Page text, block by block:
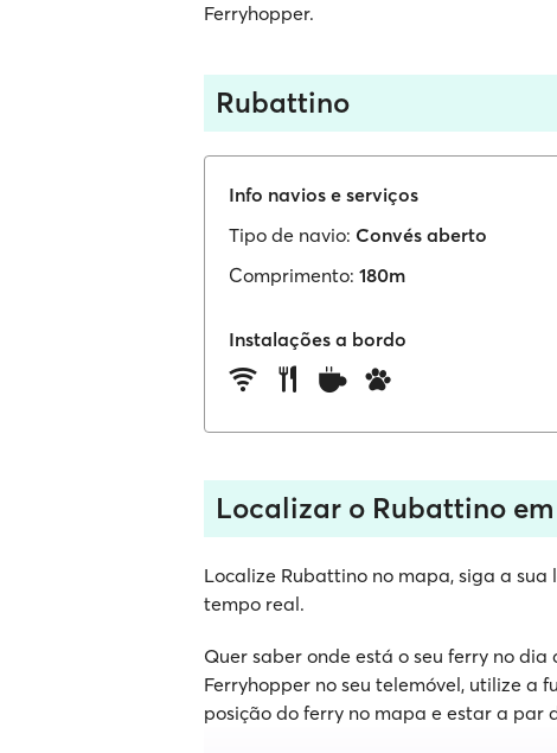
Ferryhopper.
Rubattino
Info navios e serviços
Tipo de navio: Convés aberto
Comprimento: 180m
Instalações a bordo
Localizar o Rubattino
Localize Rubattino no mapa, siga a
tempo real.
Quer saber onde está o seu ferry no
Ferryhopper no seu telemóvel, utilize a
posição do ferry no mapa e estar a par